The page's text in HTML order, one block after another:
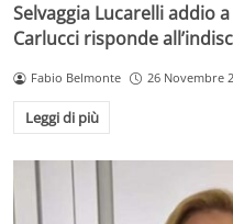
Selvaggia Lucarelli addio
Carlucci risponde
Fabio Belmonte 26 Novembre
Leggi di più